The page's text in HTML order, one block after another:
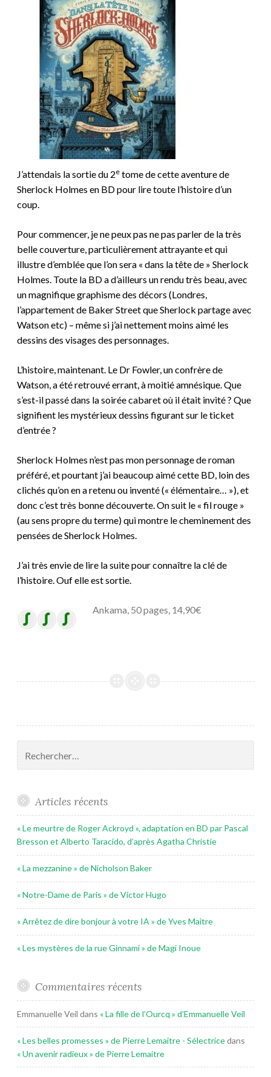
J’attendais la sortie du 2e tome de cette aventure de
Sherlock Holmes en BD pour lire toute l’histoire d’un
coup.
Pour commencer, je ne peux pas ne pas parler de la très
belle couverture, particulièrement attrayante et qui
illustre d’emblée que l’on sera « dans la tête de » Sherlock
Holmes. Toute la BD a d’ailleurs un rendu très beau, avec
un magnifique graphisme des décors (Londres,
l’appartement de Baker Street que Sherlock partage avec
Watson etc) – même si j’ai nettement moins aimé les
dessins des visages des personnages.
L’histoire, maintenant. Le Dr Fowler, un confrère de
Watson, a été retrouvé errant, à moitié amnésique. Que
s’est-il passé dans la soirée cabaret où il était invité ? Que
signifient les mystérieux dessins figurant sur le ticket
d’entrée ?
Sherlock Holmes n’est pas mon personnage de roman
préféré, et pourtant j’ai beaucoup aimé cette BD, loin des
clichés qu’on en a retenu ou inventé (« élémentaire… »), et
donc c’esttrès bonne découverte.On suit le « fil rouge »
(au sens propre du terme) qui montre le cheminement des
pensées de Sherlock Holmes.
J’ai très envie de lire la suite pour connaître la clé de
l’histoire. Ouf elle est sortie.
Ankama, 50 pages, 14,90€
Articles récents
« Le meurtre de Roger Ackroyd », adaptation en BD par Pascal
Bresson et Alberto Taracido, d’après Agatha Christie
« La mezzanine » de Nicholson Baker
« Notre-Dame de Paris » de Victor Hugo
« Arrêtez de dire bonjour à votre IA » de Yves Maitre
« Les mystères de la rue Ginnami » de Magi Inoue
Commentaires récents
Emmanuelle Veil dans « La fille de l’Ourcq » d’Emmanuelle Veil
« Les belles promesses » de Pierre Lemaitre - Sélectricedans
« Un avenir radieux » de Pierre Lemaitre